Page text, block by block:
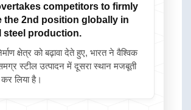
competitors to firmly
the 2nd position globally in
steel production.
क्षेत्र को बढ़ावा देते हुए, भारत ने वैश्विक
स्टील उत्पादन में दूसरा स्थान मजबूती
लिया है।